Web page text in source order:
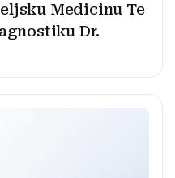
Medicinu Te
Dr.